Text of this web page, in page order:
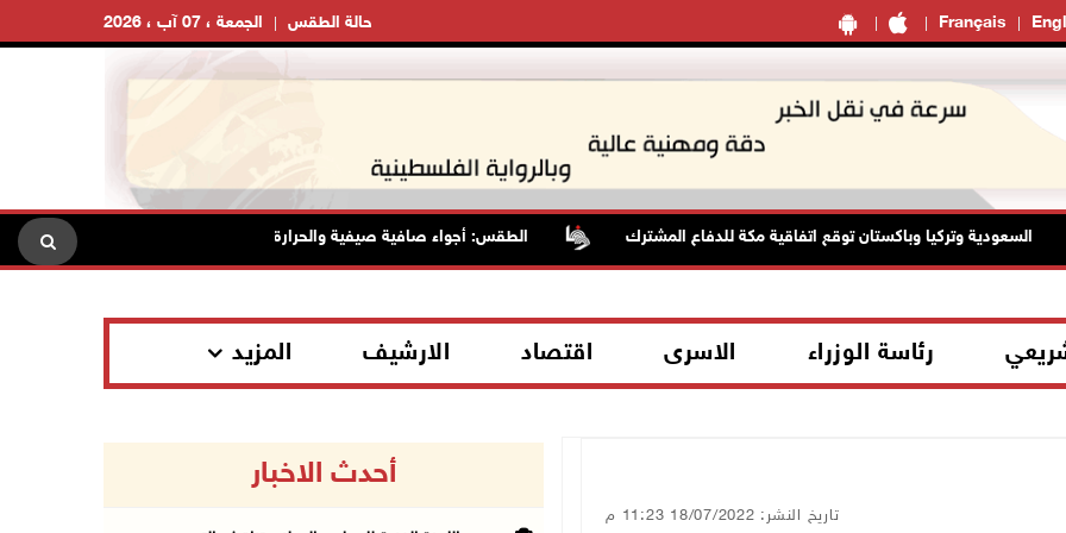
Français الجمعة ، 07 آب ، 2026 حالة الطقس
وتركيا وباكستان توقع اتفاقية مكة للدفاع المشترك الطقس: أجواء صافية صيفية والحرارة حول معدلها العام محافظة
رئاسة الوزراء الاسرى اقتصاد الارشيف المزيد
تاريخ النشر: 18/07/2022 11:23 م
أحدث الاخبار